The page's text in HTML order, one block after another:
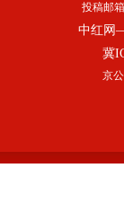
投稿邮
中红网
冀
京